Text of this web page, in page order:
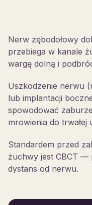
Nerw zębodołowy
przebiega w kanale
wargę dolną i
Uszkodzenie nerwu
lub implantacji
spowodować
mrowienia do
Standardem przed
żuchwy jest CBCT —
dystans od nerwu.